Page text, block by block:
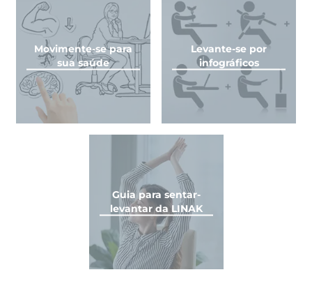
Movimente-se para
sua saúde
Levante-se por
infográficos
Guia para sentar-
levantar da LINAK